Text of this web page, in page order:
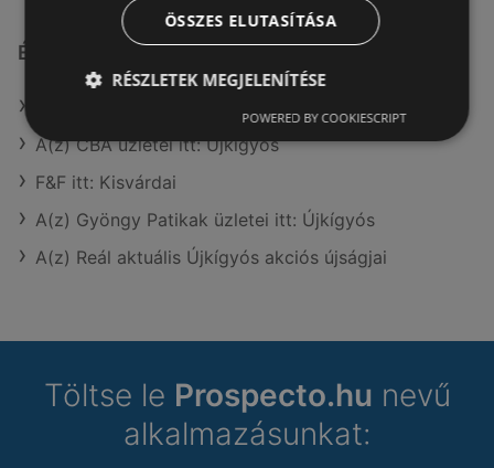
Érdeklődésre számot tartó elemek itt:
A(z) CBA üzletei itt: Újkígyós
F&F itt: Kisvárdai
A(z) Gyöngy Patikak üzletei itt: Újkígyós
A(z) Reál aktuális Újkígyós akciós újságjai
Töltse le Prospecto.hu nevű
alkalmazásunkat:
ÖSSZES ELUTASÍTÁSA
RÉSZLETEK MEGJELENÍTÉSE
POWERED BY COOKIESCRIPT